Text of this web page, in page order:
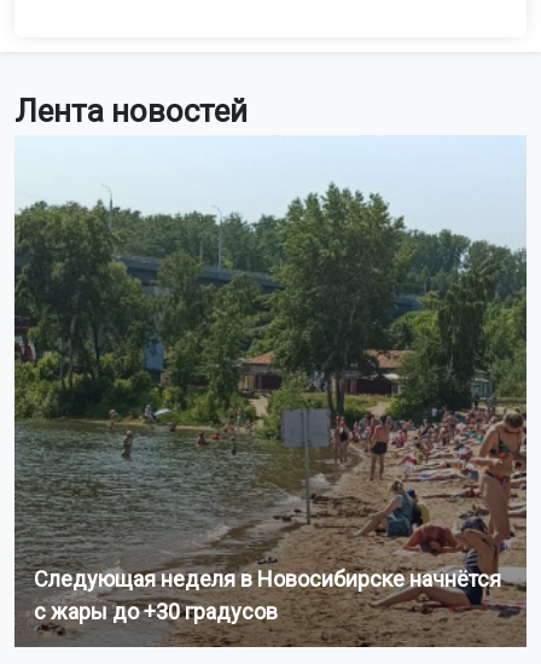
Лента новостей
Следующая неделя в Новосибирске начнётся
с жары до +30 градусов